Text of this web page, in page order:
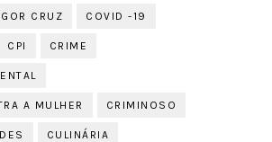
CRUZ COVID -19
CPI CRIME
A MULHER CRIMINOSO
CULINÁRIA